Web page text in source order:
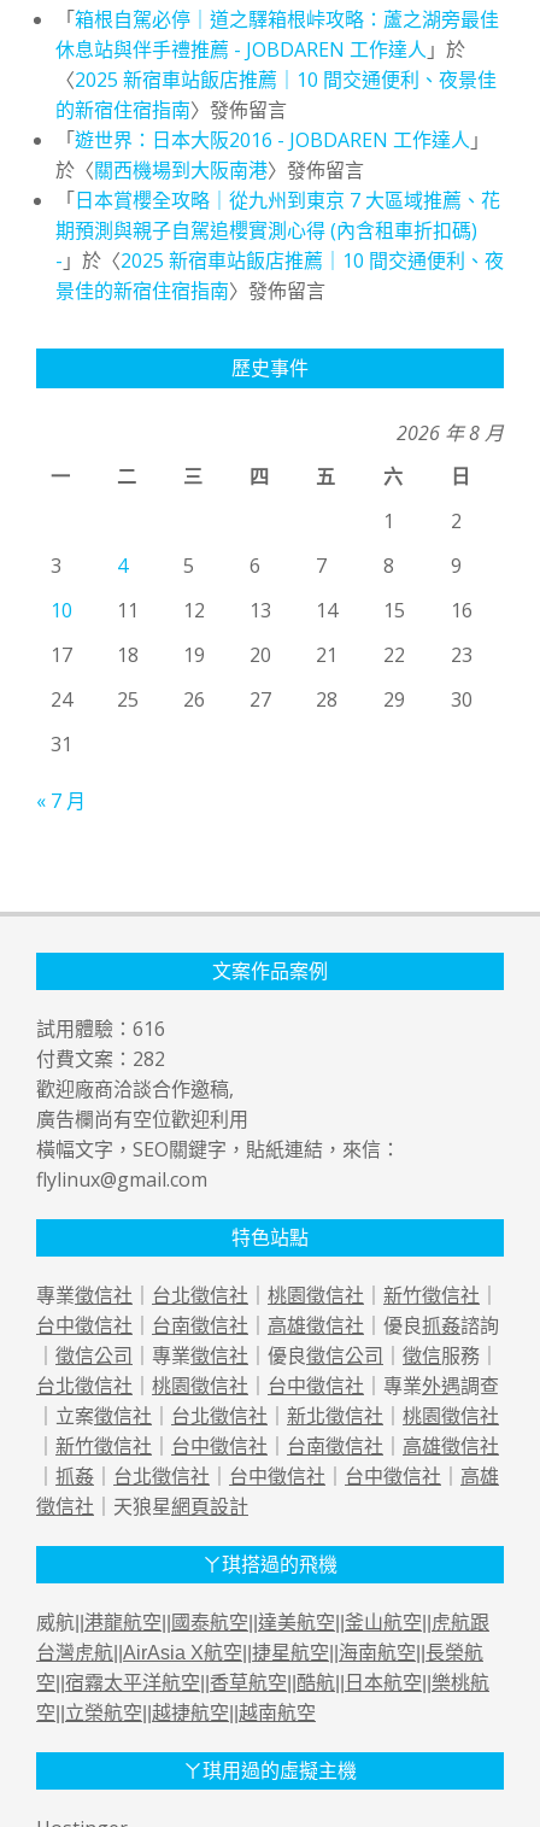
「箱根自駕必停｜道之驛箱根峠攻略：蘆之湖旁最佳
休息站與伴手禮推薦 - JOBDAREN 工作達人 」於
〈2025 新宿車站飯店推薦｜10 間交通便利、夜景佳
的新宿住宿指南〉發佈留言
「遊世界：日本大阪2016 - JOBDAREN 工作達人 」
於〈關西機場到大阪南港〉發佈留言
「日本賞櫻全攻略｜從九州到東京 7 大區域推薦、花
期預測與親子自駕追櫻實測心得 (內含租車折扣碼)
- 」於〈2025 新宿車站飯店推薦｜10 間交通便利、夜
景佳的新宿住宿指南〉發佈留言
歷史事件
2026 年 8 月
一
二 三 四 五 六
日
1
2
3
4 5 6 7 8
9
10
11 12 13 14 15
16
17
18 19 20 21 22
23
24
25 26 27 28 29
30
31
« 7 月
文案作品案例
試用體驗： 616
付費文案： 282
歡迎廠商洽談合作邀稿,
廣告欄尚有空位歡迎利用
橫幅文字，SEO關鍵字，貼紙連結，來信：
flylinux@gmail.com
特色站點
專業徵信社 ｜ 台北徵信社 ｜ 桃園徵信社 ｜ 新竹徵信社 ｜
台中徵信社 ｜ 台南徵信社 ｜ 高雄徵信社 ｜優良抓姦諮詢
｜ 徵信公司 ｜專業徵信社 ｜優良徵信公司 ｜ 徵信服務｜
台北徵信社 ｜ 桃園徵信社 ｜ 台中徵信社 ｜專業外遇調查
｜立案徵信社 ｜ 台北徵信社 ｜ 新北徵信社 ｜ 桃園徵信社
｜ 新竹徵信社 ｜ 台中徵信社 ｜ 台南徵信社 ｜ 高雄徵信社
｜ 抓姦 ｜ 台北徵信社 ｜ 台中徵信社 ｜ 台中徵信社 ｜ 高雄
徵信社 ｜天狼星網頁設計
ㄚ琪搭過的飛機
威航|| 港龍航空 國泰航空 達美航空 釜山航空
虎航跟
台灣虎航 AirAsia X航空 捷星航空 海南航空 長榮航
空 宿霧太平洋航空 香草航空 酷航 日本航空 樂桃航
空 立榮航空 越捷航空 越南航空
ㄚ琪用過的虛擬主機